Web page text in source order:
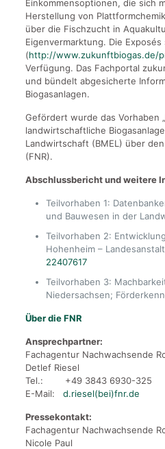
Einkommensoptionen, die sich
Herstellung von
über die Fischzucht in
Eigenvermarktung. Die
(http://www.zukunftbiogas.de/
Verfügung. Das Fachportal
und bündelt abgesicherte
Biogasanlagen.
Gefördert wurde das Vorhaben
landwirtschaftliche
Landwirtschaft (BMEL) über
(FNR).
Abschlussbericht und weitere
Teilvorhaben 1:
und Bauwesen in der
Teilvorhaben 2:
Hohenheim –
22407617
Teilvorhaben 3:
Niedersachsen;
Über die FNR
Ansprechpartner:
Fachagentur Nachwachsende
Detlef Riesel
Tel.: +49 3843 6930-325
E-Mail: d.riesel(bei)fnr.de
Pressekontakt:
Fachagentur Nachwachsende
Nicole Paul